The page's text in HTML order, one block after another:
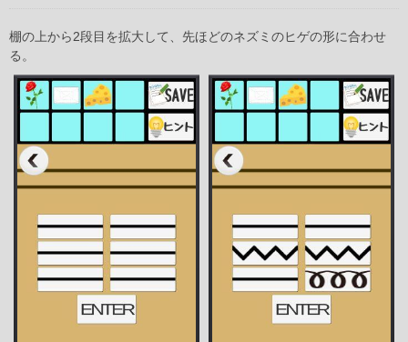
棚の上から2段目を拡大して、先ほどのネズミのヒゲの形に合わせ
る。